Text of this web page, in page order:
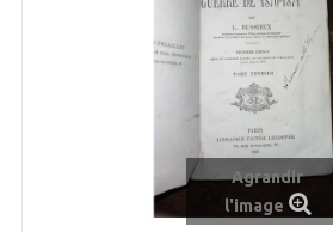
Agrandir
l'image